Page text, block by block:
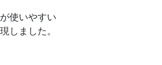
使いやすい
しました。